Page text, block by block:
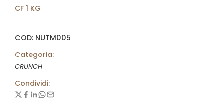
CF 1 KG
COD: NUTM005
Categoria:
CRUNCH
Condividi: